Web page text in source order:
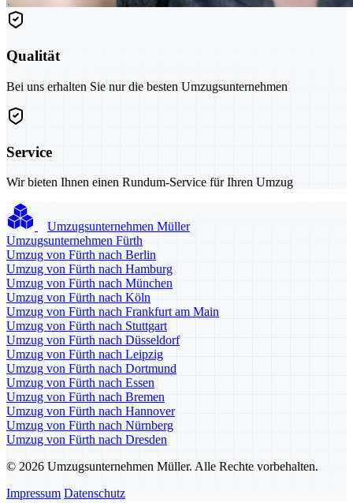
Qualität
Bei uns erhalten Sie nur die besten Umzugsunternehmen
Service
Wir bieten Ihnen einen Rundum-Service für Ihren Umzug
Umzugsunternehmen Müller
Umzugsunternehmen Fürth
Umzug von Fürth nach Berlin
Umzug von Fürth nach Hamburg
Umzug von Fürth nach München
Umzug von Fürth nach Köln
Umzug von Fürth nach Frankfurt am Main
Umzug von Fürth nach Stuttgart
Umzug von Fürth nach Düsseldorf
Umzug von Fürth nach Leipzig
Umzug von Fürth nach Dortmund
Umzug von Fürth nach Essen
Umzug von Fürth nach Bremen
Umzug von Fürth nach Hannover
Umzug von Fürth nach Nürnberg
Umzug von Fürth nach Dresden
© 2026 Umzugsunternehmen Müller. Alle Rechte vorbehalten.
Impressum Datenschutz